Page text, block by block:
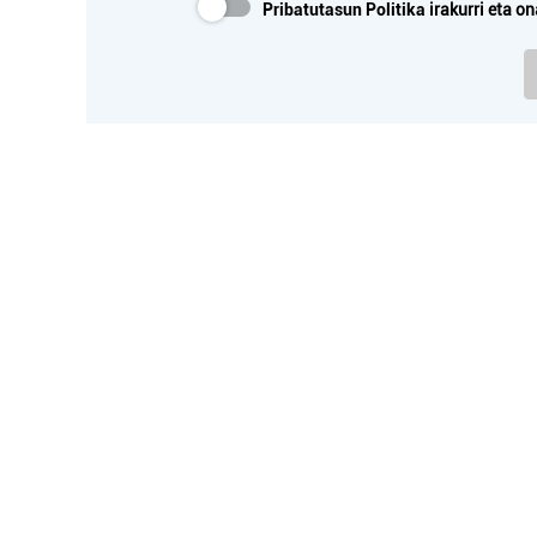
Pribatutasun Politika irakurri eta